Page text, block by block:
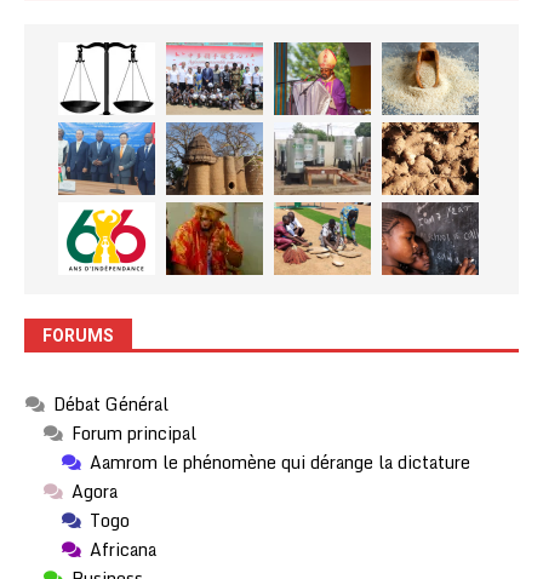
FORUMS
Débat Général
Forum principal
Aamrom le phénomène qui dérange la dictature
Agora
Togo
Africana